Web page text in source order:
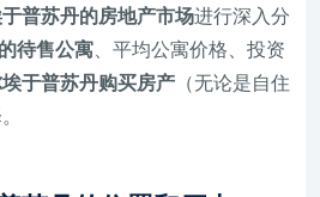
普苏丹的房地产市场进行深入分
待售公寓、平均公寓价格、投资
于普苏丹购买房产 （无论是自住